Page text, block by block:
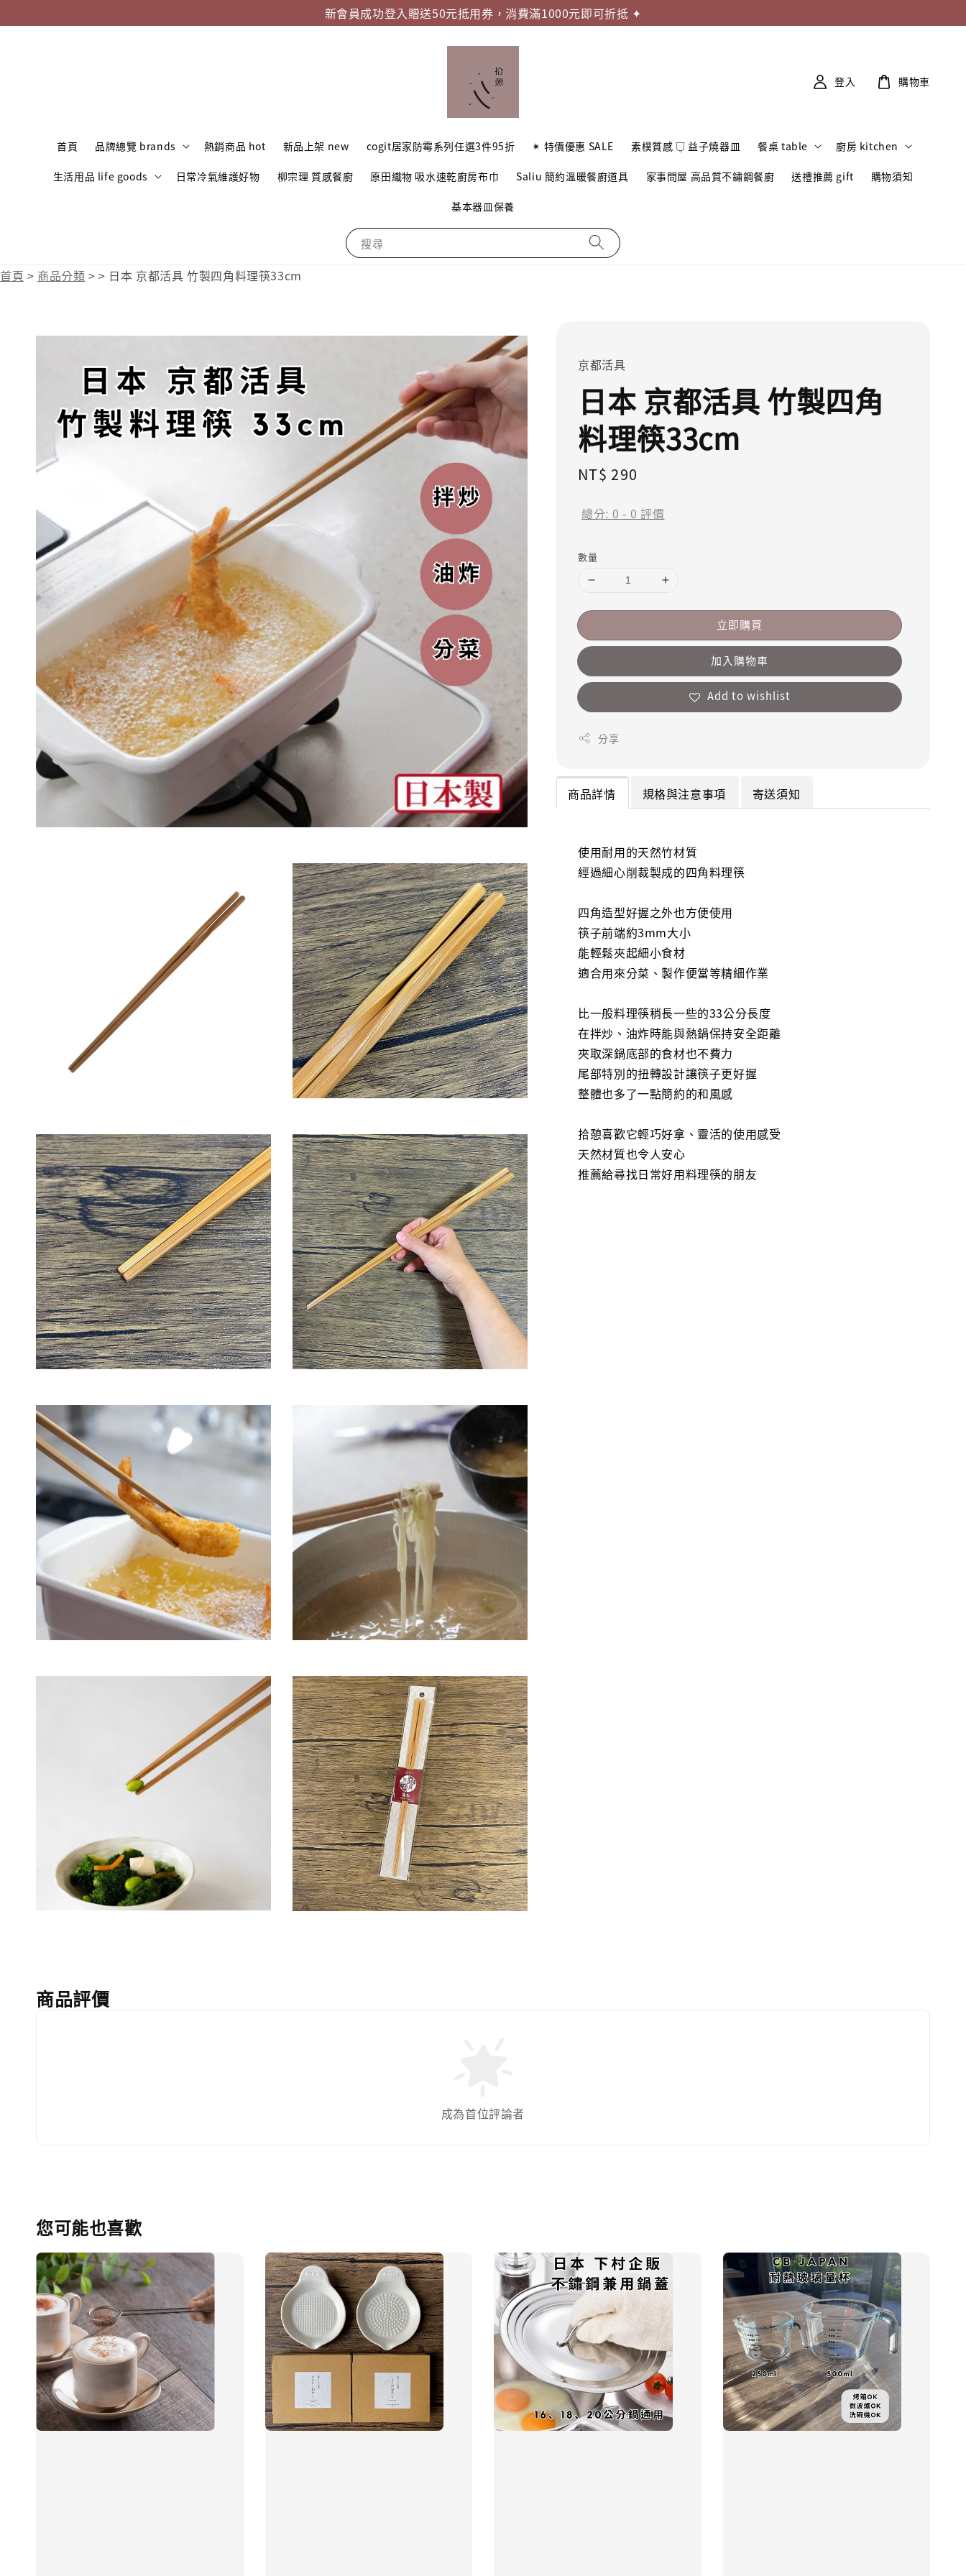
新會員成功登入贈送50元抵用券，消費滿1000元即可折抵 ✦
搜尋
首頁 品牌總覽 brands 熱銷商品 hot 新品上架 new cogit居家防霉系列任選3件95折 ✴︎ 特價優惠 SALE 素樸質感 𓂒 益子燒器皿 餐桌 table 廚房 kitchen
生活用品 life goods 日常冷氣維護好物 柳宗理 質感餐廚 原田織物 吸水速乾廚房布巾 Saliu 簡約溫暖餐廚道具 家事問屋 高品質不鏽鋼餐廚 送禮推薦 gift 購物須知
基本器皿保養
登入 購物車
首頁 > 商品分類 >> 日本 京都活具 竹製四角料理筷33cm
京都活具
日本 京都活具 竹製四角
料理筷33cm
Regular
NT$ 290
總分: 0 - 0 評價
數量
立即購買
加入購物車
Add to wishlist
分享
商品詳情 規格與注意事項 寄送須知
使用耐用的天然竹材質
經過細心削裁製成的四角料理筷
四角造型好握之外也方便使用
筷子前端約3mm大小
能輕鬆夾起細小食材
適合用來分菜、製作便當等精細作業
比一般料理筷稍長一些的33公分長度
在拌炒、油炸時能與熱鍋保持安全距離
夾取深鍋底部的食材也不費力
尾部特別的扭轉設計讓筷子更好握
整體也多了一點簡約的和風感
拾憩喜歡它輕巧好拿、靈活的使用感受
天然材質也令人安心
推薦給尋找日常好用料理筷的朋友
商品評價
成為首位評論者
您可能也喜歡